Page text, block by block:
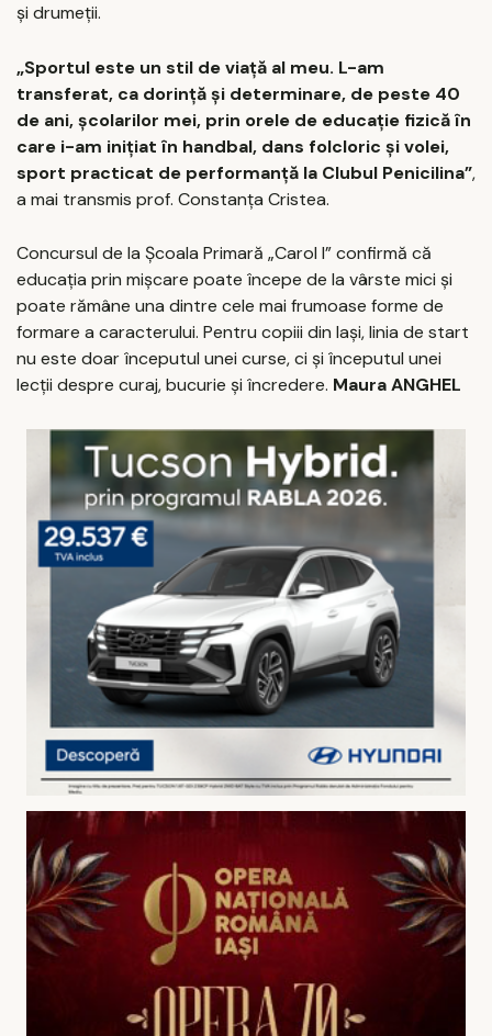
și drumeții.
„Sportul este un stil de viață al meu. L-am
transferat, ca dorință și determinare, de peste 40
de ani, școlarilor mei, prin orele de educație fizică în
care i-am inițiat în handbal, dans folcloric și volei,
sport practicat de performanță la Clubul Penicilina”,
a mai transmis prof. Constanța Cristea.
Concursul de la Școala Primară „Carol I” confirmă că
educația prin mișcare poate începe de la vârste mici și
poate rămâne una dintre cele mai frumoase forme de
formare a caracterului. Pentru copiii din Iași, linia de start
nu este doar începutul unei curse, ci și începutul unei
lecții despre curaj, bucurie și încredere. Maura ANGHEL